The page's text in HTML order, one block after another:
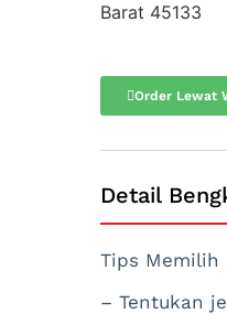
Barat 45133
Order Lewat
Detail
Tips Memilih
– Tentukan